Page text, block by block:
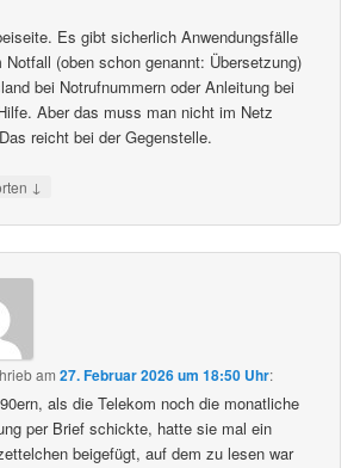
Es gibt sicherlich Anwendungsfälle
(oben schon genannt: Übersetzung)
bei Notrufnummern oder Anleitung bei
Aber das muss man nicht im Netz
reicht bei der Gegenstelle.
↓
am27. Februar 2026 um 18:50 Uhr:
als die Telekom noch die monatliche
per Brief schickte, hatte sie mal ein
beigefügt, auf dem zu lesen war